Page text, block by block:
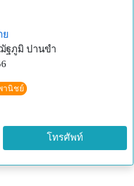
ย
ฐภูมิ ปานขำ
านิชย์
โทรศัพท์